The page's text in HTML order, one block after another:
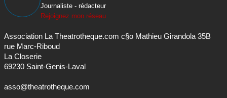
Journaliste - rédacteur
Rejoignez mon réseau
Association La Theatrotheque.com c§o Mathieu Girandola 35B
rue Marc-Riboud
La Closerie
69230 Saint-Genis-Laval
asso@theatrotheque.com